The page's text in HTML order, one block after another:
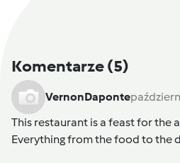
Komentarze(5)
VernonDaponte
This restaurant is a feast for the
Everything from the food to the